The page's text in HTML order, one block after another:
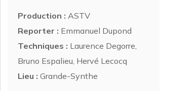
Production : ASTV
Reporter : Emmanuel Dupond
Techniques : Laurence Degorre,
Bruno Espalieu, Hervé Lecocq
Lieu : Grande-Synthe